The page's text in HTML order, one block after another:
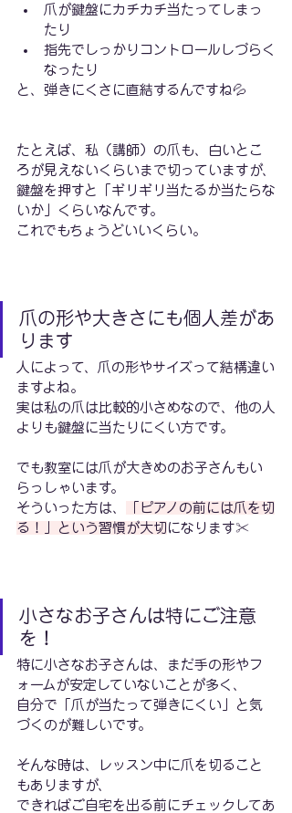
爪が鍵盤にカチカチ当たってしまっ
たり
指先でしっかりコントロールしづらく
なったり
と、弾きにくさに直結するんですね💦
たとえば、私（講師）の爪も、白いとこ
ろが見えないくらいまで切っていますが、
鍵盤を押すと「ギリギリ当たるか当たらな
いか」くらいなんです。
これでもちょうどいいくらい。
爪の形や大きさにも個人差があ
ります
人によって、爪の形やサイズって結構違い
ますよね。
実は私の爪は比較的小さめなので、他の人
よりも鍵盤に当たりにくい方です。
でも教室には爪が大きめのお子さんもい
らっしゃいます。
そういった方は、
「ピアノの前には爪を切
る！」という習慣が大切 になります✂️
小さなお子さんは特にご注意
を！
特に小さなお子さんは、まだ手の形やフ
ォームが安定していないことが多く、
自分で「爪が当たって弾きにくい」と気
づくのが難しいです。
そんな時は、レッスン中に爪を切ること
もありますが、
できればご自宅を出る前にチェックしてあ